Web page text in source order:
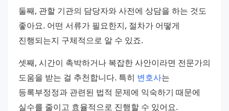
둘째, 관할 기관의 담당자와 사전에 상담을 하는 것도
좋아요. 어떤 서류가 필요한지, 절차가 어떻게
진행되는지 구체적으로 알 수 있죠.
셋째, 시간이 촉박하거나 복잡한 사안이라면 전문가의
도움을 받는 걸 추천합니다. 특히 변호사는
등록부정정과 관련된 법적 문제에 익숙하기 때문에
실수를 줄이고 효율적으로 진행할 수 있어요.